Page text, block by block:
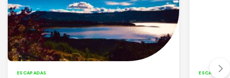
ESCAPADAS ESCAPADAS